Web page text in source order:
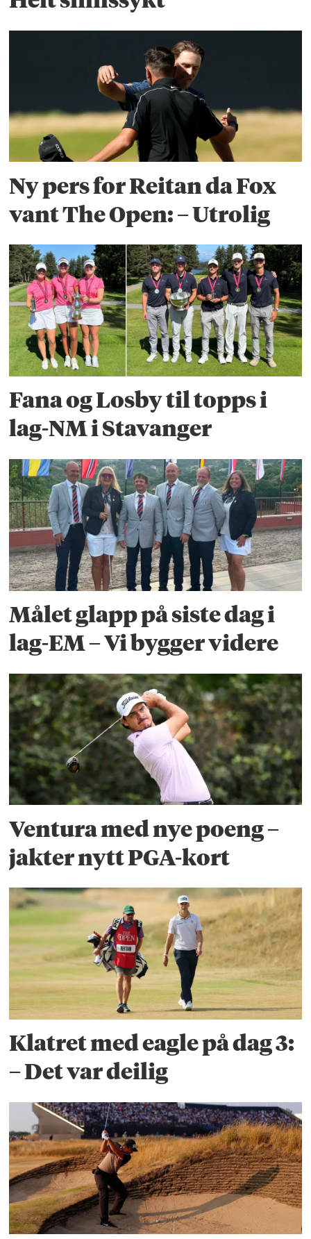
Ny pers for Reitan da Fox
vant The Open: – Utrolig
Fana og Losby til topps i
lag-NM i Stavanger
Målet glapp på siste dag i
lag-EM – Vi bygger videre
Ventura med nye poeng –
jakter nytt PGA-kort
Klatret med eagle på dag 3:
– Det var deilig